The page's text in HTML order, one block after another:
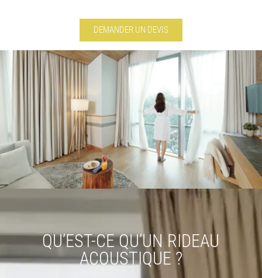
DEMANDER UN DEVIS
QU’EST-CE QU’UN RIDEAU
ACOUSTIQUE ?